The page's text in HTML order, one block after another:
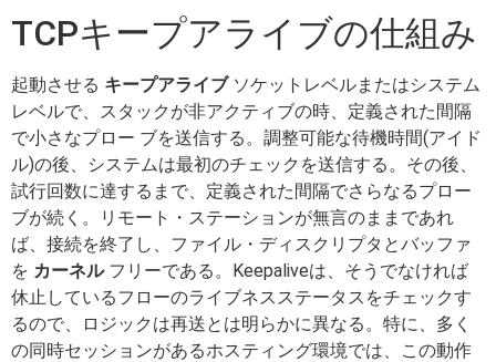
TCPキープアライブの仕組み
起動させる キープアライブソケットレベルまたはシステム
レベルで、スタックが非アクティブの時、定義された間隔
で小さなプロー ブを送信する。調整可能な待機時間(アイド
ル)の後、システムは最初のチェックを送信する。その後、
試行回数に達するまで、定義された間隔でさらなるプロー
ブが続く。リモート・ステーションが無言のままであれ
ば、接続を終了し、ファイル・ディスクリプタとバッファ
を カーネルフリーである。Keepaliveは、そうでなければ
休止しているフローのライブネスステータスをチェックす
るので、ロジックは再送とは明らかに異なる。特に、多く
の同時セッションがあるホスティング環境では、この動作